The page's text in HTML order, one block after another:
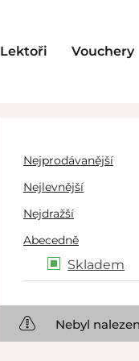
Lektoři Vouchery
Nejprodávanější
Nejlevnější
Nejdražší
Abecedně
Skladem
Nebyl